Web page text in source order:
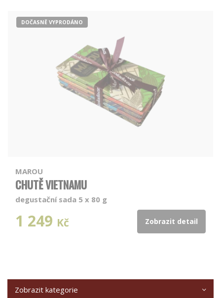
DOČASNĚ VYPRODÁNO
MAROU
CHUTĚ VIETNAMU
degustační sada 5 x 80 g
1 249 Kč Zobrazit detail
Zobrazit kategorie